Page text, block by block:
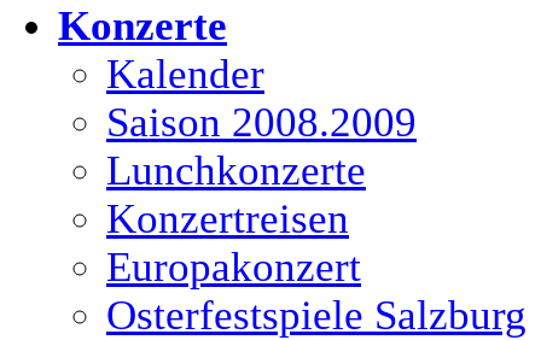
Konzerte
Kalender
Saison 2008.2009
Lunchkonzerte
Konzertreisen
Europakonzert
Osterfestspiele Salzburg